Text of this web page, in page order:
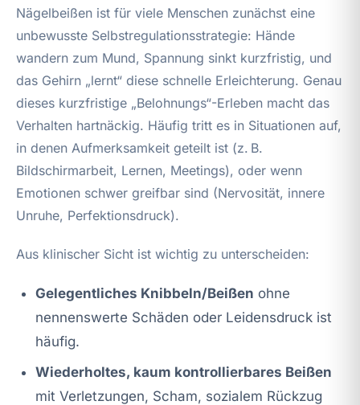
Nägelbeißen ist für viele Menschen zunächst eine
unbewusste Selbstregulationsstrategie: Hände
wandern zum Mund, Spannung sinkt kurzfristig, und
das Gehirn „lernt“ diese schnelle Erleichterung. Genau
dieses kurzfristige „Belohnungs“-Erleben macht das
Verhalten hartnäckig. Häufig tritt es in Situationen auf,
in denen Aufmerksamkeit geteilt ist (z. B.
Bildschirmarbeit, Lernen, Meetings), oder wenn
Emotionen schwer greifbar sind (Nervosität, innere
Unruhe, Perfektionsdruck).
Aus klinischer Sicht ist wichtig zu unterscheiden:
Gelegentliches Knibbeln/Beißen ohne
nennenswerte Schäden oder Leidensdruck ist
häufig.
Wiederholtes, kaum kontrollierbares Beißen
mit Verletzungen, Scham, sozialem Rückzug